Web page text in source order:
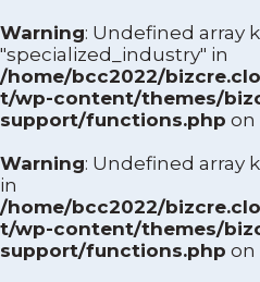
Warning: Undefined array
"specialized_industry" in
/home/bcc2022/
t/wp-content/themes/
support/functions.php on
Warning: Undefined array
in
/home/bcc2022/
t/wp-content/themes/
support/functions.php on
TOP
ビズク
ご利用
サポー
専門業種から絞り込む
飲食業
運
卸売業
建
小売業
サ
その他
専門テーマから絞り